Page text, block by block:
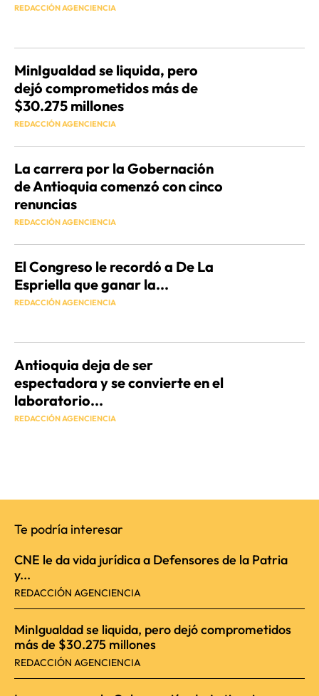
REDACCIÓN AGENCIENCIA
MinIgualdad se liquida, pero
dejó comprometidos más de
$30.275 millones
REDACCIÓN AGENCIENCIA
La carrera por la Gobernación
de Antioquia comenzó con cinco
renuncias
REDACCIÓN AGENCIENCIA
El Congreso le recordó a De La
Espriella que ganar la...
REDACCIÓN AGENCIENCIA
Antioquia deja de ser
espectadora y se convierte en el
laboratorio...
REDACCIÓN AGENCIENCIA
Te podría interesar
CNE le da vida jurídica a Defensores de la Patria
y...
REDACCIÓN AGENCIENCIA
MinIgualdad se liquida, pero dejó comprometidos
más de $30.275 millones
REDACCIÓN AGENCIENCIA